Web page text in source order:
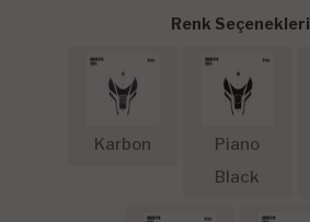
Renk Seçenekleri
Karbon
Piano
Black